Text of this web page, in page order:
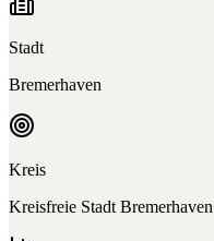
Stadt
Bremerhaven
Kreis
Kreisfreie Stadt Bremerhaven